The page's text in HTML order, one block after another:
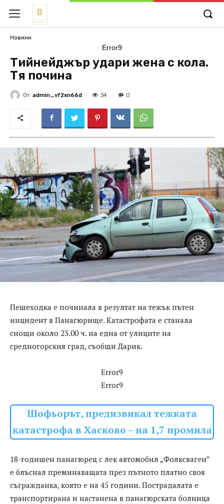
Новини
Error9
Тийнейджър удари жена с кола.
Тя почина
От admin_vf2xn66d 34 0
Пешеходка е починала в резултат на тежък пътен
инцидент в Панагюрище. Катастрофата е станала
снощи около 23.00 ч. на една от улиците на
средногорския град, съобщи Дарик.
Error9
Error9
Шофьорът, предизвикал тежката
катастрофа в Хасково – на 1,7 промила
18-годишен панагюрец с лек автомобил „Фолксваген”
е блъснал преминаващата през пътното платно своя
съгражданка, която е на 45 години. Пострадалата е
транспортирана и настанена в панагюрската болница